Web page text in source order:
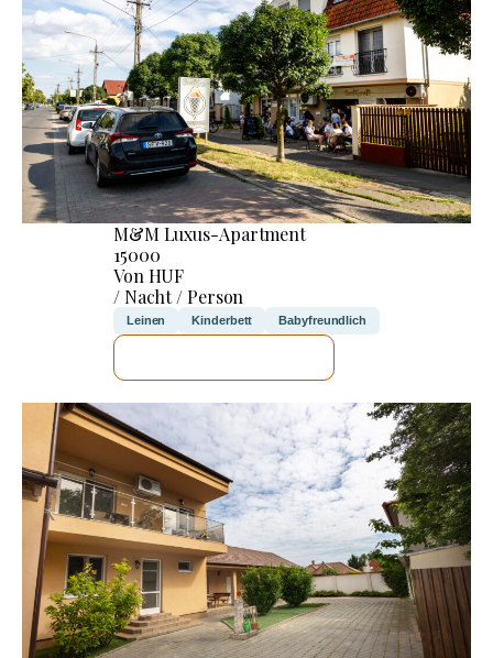
M&M Luxus-Apartment
15000
Von HUF
/ Nacht / Person
Leinen Kinderbett Babyfreundlich